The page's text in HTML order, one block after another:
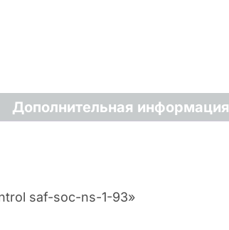
Дополнительная информация
saf-soc-ns-1-93»